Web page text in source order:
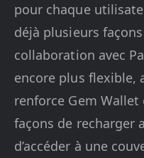
pour chaque
déjà plusieurs
collaboration avec
encore plus flexible,
renforce Gem
façons de recharger
d’accéder à une